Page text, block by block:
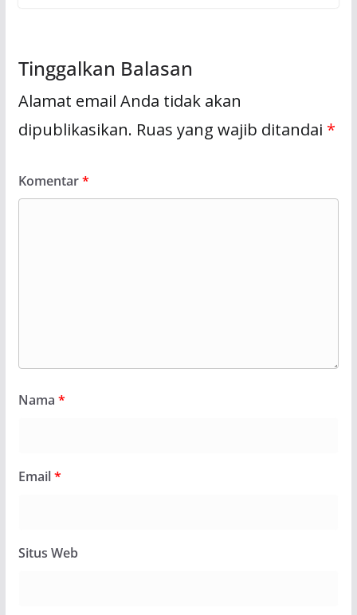
Tinggalkan Balasan
Alamat email Anda tidak akan
dipublikasikan. Ruas yang wajib ditandai *
Komentar*
Nama *
Email*
Situs Web